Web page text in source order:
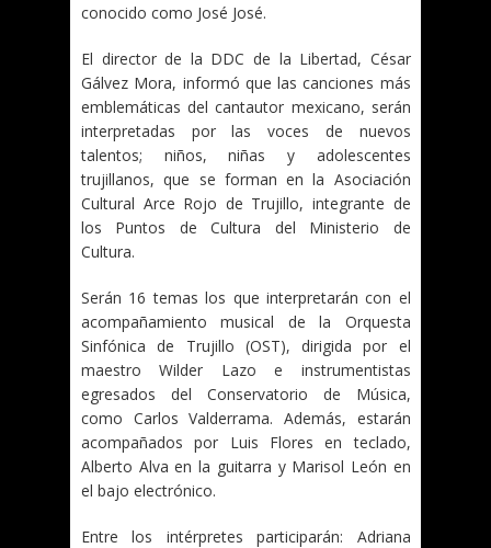
conocido como José José.
El director de la DDC de la Libertad, César
Gálvez Mora, informó que las canciones más
emblemáticas del cantautor mexicano, serán
interpretadas por las voces de nuevos
talentos; niños, niñas y adolescentes
trujillanos, que se forman en la Asociación
Cultural Arce Rojo de Trujillo, integrante de
los Puntos de Cultura del Ministerio de
Cultura.
Serán 16 temas los que interpretarán con el
acompañamiento musical de la Orquesta
Sinfónica de Trujillo (OST), dirigida por el
maestro Wilder Lazo e instrumentistas
egresados del Conservatorio de Música,
como Carlos Valderrama. Además, estarán
acompañados por Luis Flores en teclado,
Alberto Alva en la guitarra y Marisol León en
el bajo electrónico.
Entre los intérpretes participarán: Adriana